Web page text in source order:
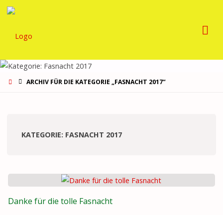
STARTARCHIV FÜR DIE KATEGORIE „FASNACHT 2017“
KATEGORIE: FASNACHT 2017
Danke für die tolle Fasnacht